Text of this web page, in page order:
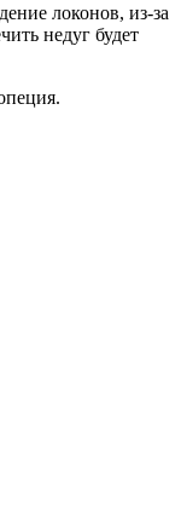
локонов, из-за
недуг будет